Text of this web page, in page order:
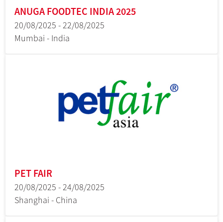
ANUGA FOODTEC INDIA 2025
20/08/2025 - 22/08/2025
Mumbai - India
PET FAIR
20/08/2025 - 24/08/2025
Shanghai - China